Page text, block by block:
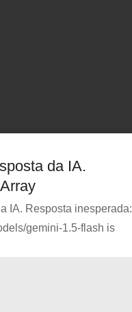
da IA.
IA. Resposta inesperada:
gemini-1.5-flash is